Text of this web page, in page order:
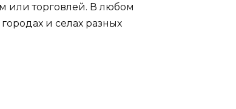
или торговлей. В любом
и селах разных